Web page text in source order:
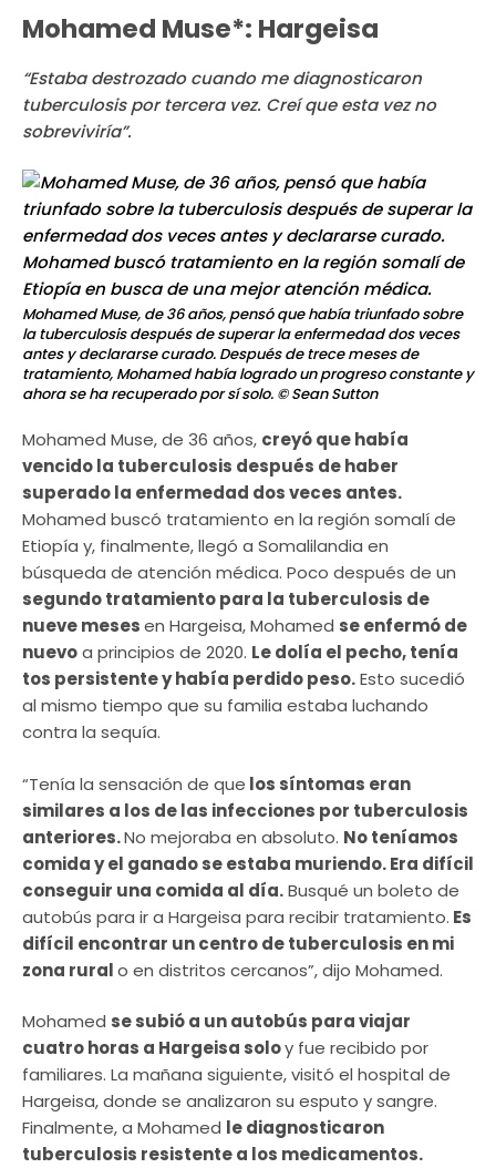
Mohamed Muse*: Hargeisa
“Estaba destrozado cuando me diagnosticaron
tuberculosis por tercera vez. Creí que esta vez no
sobreviviría”.
Mohamed Muse, de 36 años, pensó que había triunfado sobre
la tuberculosis después de superar la enfermedad dos veces
antes y declararse curado. Después de trece meses de
tratamiento, Mohamed había logrado un progreso constante y
ahora se ha recuperado por sí solo. © Sean Sutton
Mohamed Muse, de 36 años, creyó que había
vencido la tuberculosis después de haber
superado la enfermedad dos veces antes.
Mohamed buscó tratamiento en la región somalí de
Etiopía y, finalmente, llegó a Somalilandia en
búsqueda de atención médica. Poco después de un
segundo tratamiento para la tuberculosis de
nueve mesesen Hargeisa, Mohamed se enfermó de
nuevoa principios de 2020. Le dolía el pecho, tenía
tos persistente y había perdido peso.Esto sucedió
al mismo tiempo que su familia estaba luchando
contra la sequía.
“Tenía la sensación de que los síntomas eran
similares a los de las infecciones por tuberculosis
anteriores.No mejoraba en absoluto. No teníamos
comida y el ganado se estaba muriendo. Era difícil
conseguir una comida al día.Busqué un boleto de
autobús para ir a Hargeisa para recibir tratamiento. Es
difícil encontrar un centro de tuberculosis en mi
zona ruralo en distritos cercanos”, dijo Mohamed.
Mohamed se subió a un autobús para viajar
cuatro horas a Hargeisa soloy fue recibido por
familiares. La mañana siguiente, visitó el hospital de
Hargeisa, donde se analizaron su esputo y sangre.
Finalmente, a Mohamed le diagnosticaron
tuberculosis resistente a los medicamentos.